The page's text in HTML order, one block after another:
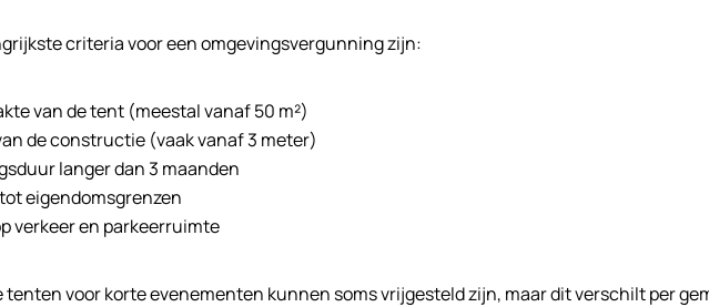
criteria voor een omgevingsvergunning zijn:
van de tent (meestal vanaf 50 m²)
de constructie (vaak vanaf 3 meter)
langer dan 3 maanden
eigendomsgrenzen
verkeer en parkeerruimte
tenten voor korte evenementen kunnen soms vrijgesteld zijn, maar dit verschilt per